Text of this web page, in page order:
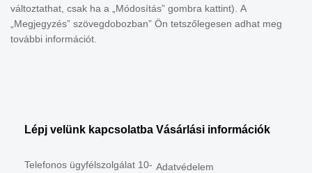
változtathat, csak ha a „Módosítás” gombra kattint). A
„Megjegyzés” szövegdobozban” Ön tetszőlegesen adhat meg
további információt.
Lépj velünk kapcsolatba
Telefonos ügyfélszolgálat 10-
Vásárlási információk
Adatvédelem